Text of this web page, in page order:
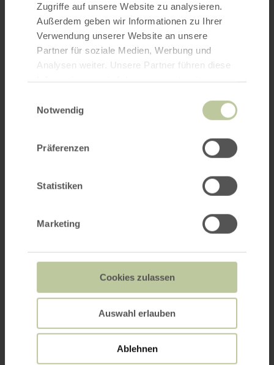
Zugriffe auf unsere Website zu analysieren.
Außerdem geben wir Informationen zu Ihrer
Verwendung unserer Website an unsere
Partner für soziale Medien, Werbung und
Analysen weiter. Unsere Partner führen diese
haben oder die sie im Rahmen Ihrer Nutzung
Notwendig
Präferenzen
Statistiken
Marketing
Cookies zulassen
Auswahl erlauben
Ablehnen